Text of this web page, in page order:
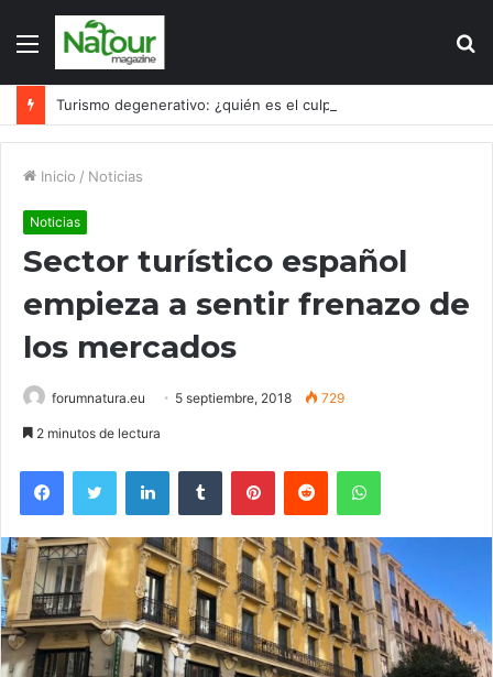
Menú
Inicio / Noticias
Noticias
Sector turístico español
empieza a sentir frenazo de
los mercados
forumnatura.eu 5 septiembre, 2018 729
2 minutos de lectura
FacebookTwitter LinkedInTumblr PinterestReddit WhatsApp